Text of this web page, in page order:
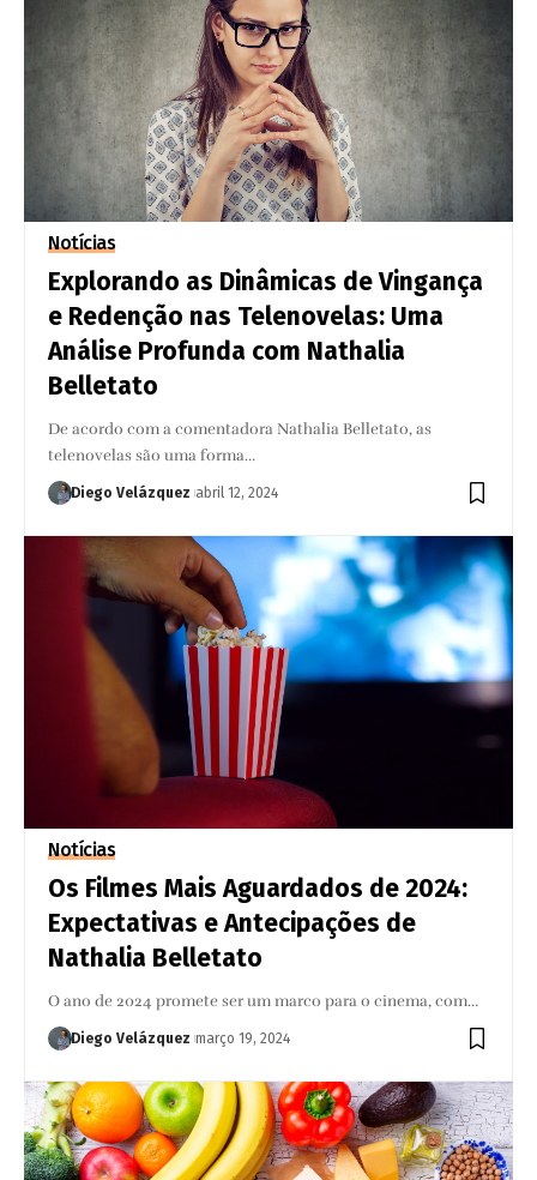
Notícias
Explorando as Dinâmicas de Vingança
e Redenção nas Telenovelas: Uma
Análise Profunda com Nathalia
Belletato
De acordo com a comentadora Nathalia Belletato, as
telenovelas são uma forma…
Diego Velázquez abril 12, 2024
Notícias
Os Filmes Mais Aguardados de 2024:
Expectativas e Antecipações de
Nathalia Belletato
O ano de 2024 promete ser um marco para o cinema, com…
Diego Velázquez março 19, 2024